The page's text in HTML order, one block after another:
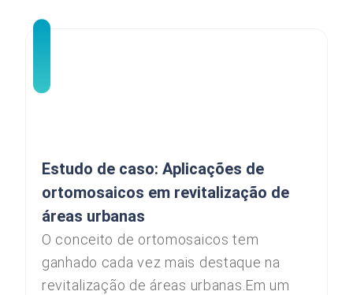
Estudo de caso: Aplicações de
ortomosaicos em revitalização de
áreas urbanas
O conceito de ortomosaicos tem
ganhado cada vez mais destaque na
revitalização de áreas urbanas.Em um